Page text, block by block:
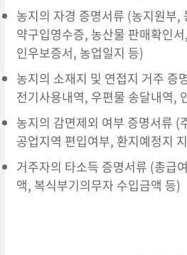
농지의 자경 증명서류 (농지원부,
약구입영수증, 농산물 판매확인
인우보증서, 농업일지 등)
농지의 소재지 및 연접지 거주 증
전기사용내역, 우편물 송달내역,
농지의 감면제외 여부 증명서류 (
공업지역 편입여부, 환지예정지
거주자의 타소득 증명서류 (총급
액, 복식부기의무자 수입금액 등)